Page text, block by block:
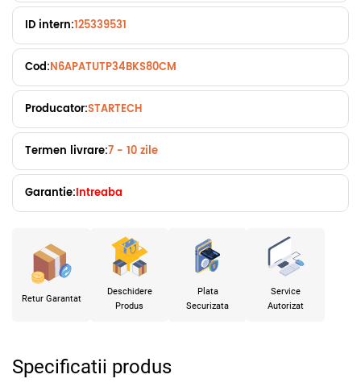
ID intern:125339531
Cod:N6APATUTP34BKS80CM
Producator:STARTECH
Termen livrare:7 - 10 zile
Garantie:Intreaba
Retur Garantat
Deschidere
Produs
Plata
Securizata
Service
Autorizat
Specificatii produs